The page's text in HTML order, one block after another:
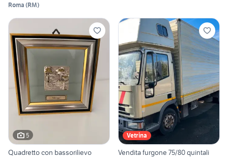
Roma (RM)
5
Quadretto con bassorilievo
Vetrina
Vendita furgone 75/80 quintali